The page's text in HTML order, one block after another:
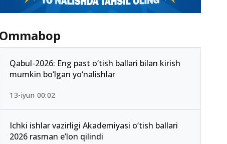
Ommabop
Qabul-2026: Eng past o‘tish ballari bilan kirish
mumkin bo‘lgan yo‘nalishlar
13-iyun 00:02
Ichki ishlar vazirligi Akademiyasi o‘tish ballari
2026 rasman e’lon qilindi